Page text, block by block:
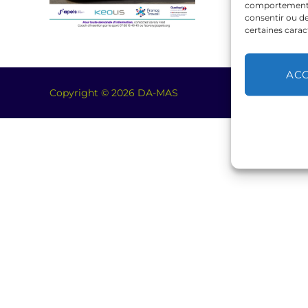
comportement
consentir ou
certaines
Copyright © 2026 DA-MAS